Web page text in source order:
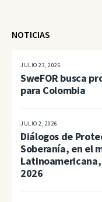
NOTICIAS
JULIO 23, 2026
SweFOR busca
para Colombia
JULIO 2, 2026
Diálogos de
Soberanía, en el
2026